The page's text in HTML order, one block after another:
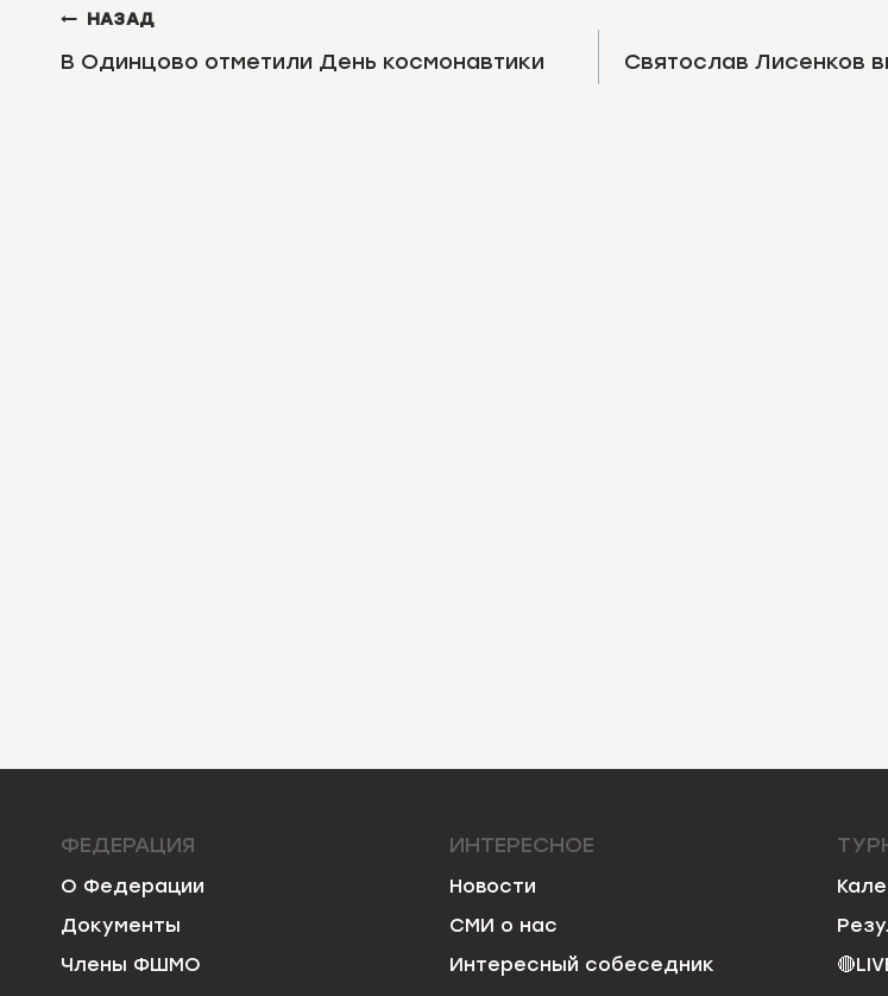
НАВИГАЦИЯ
ПО
НАЗАД
В Одинцово отметили День космонавтики
Святослав Лисенков
ФЕДЕРАЦИЯ
О Федерации
Документы
Члены ФШМО
ИНТЕРЕСНОЕ
Новости
СМИ о нас
Интересный собеседник
🔴